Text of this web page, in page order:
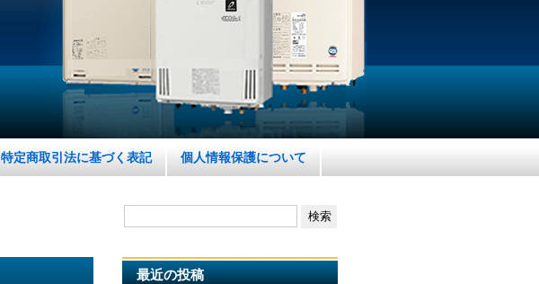
特定商取引法に基づく表記 個人情報保護について
最近の投稿